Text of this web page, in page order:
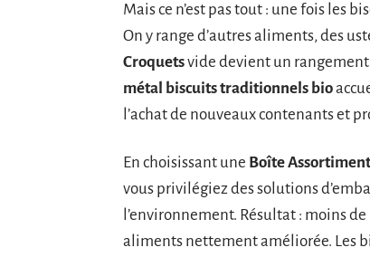
Mais ce n’est pas tout : une fois les
On y range d’autres aliments, des
Croquetsvide devient un rangement
métal biscuits traditionnels bio
l’achat de nouveaux contenants et
En choisissant une Boîte
vous privilégiez des solutions
l’environnement. Résultat : moins
aliments nettement améliorée. Les